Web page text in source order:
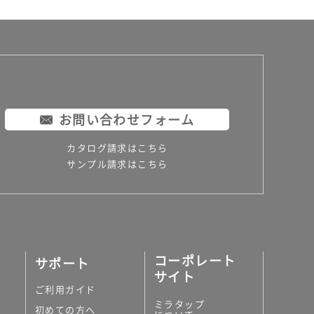
お問い合わせフォーム
カタログ請求はこちら
サンプル請求はこちら
サポート
ご利用ガイド
初めての方へ
コーポレート
サイト
ミラタップ